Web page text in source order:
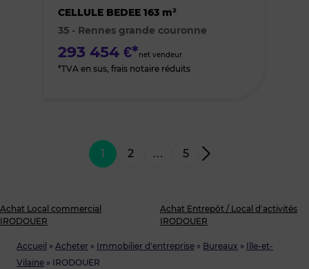
Accueil » Acheter » Immobilier d'entreprise » Bureaux » Ille-et-
Vilaine » IRODOUER
CELLULE BEDEE 163 m²
35 - Rennes grande couronne
293 454 €*net vendeur
*TVA en sus, frais notaire réduits
1 2 … 5
Achat Local commercial
IRODOUER
Achat Entrepôt / Local d’activités
IRODOUER